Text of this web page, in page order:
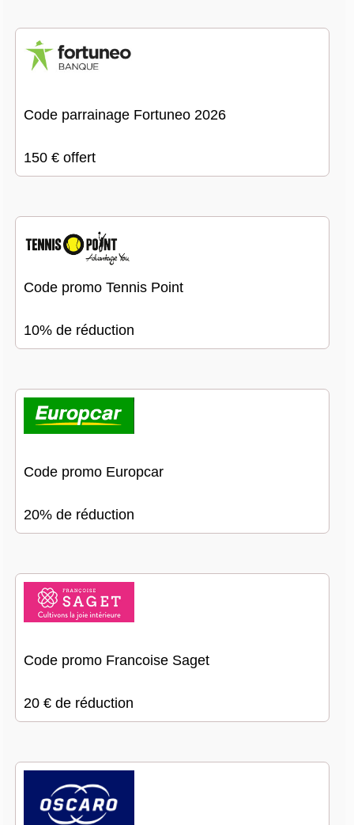
Code parrainage Fortuneo 2026
150 € offert
Code promo Tennis Point
10% de réduction
Code promo Europcar
20% de réduction
Code promo Francoise Saget
20 € de réduction